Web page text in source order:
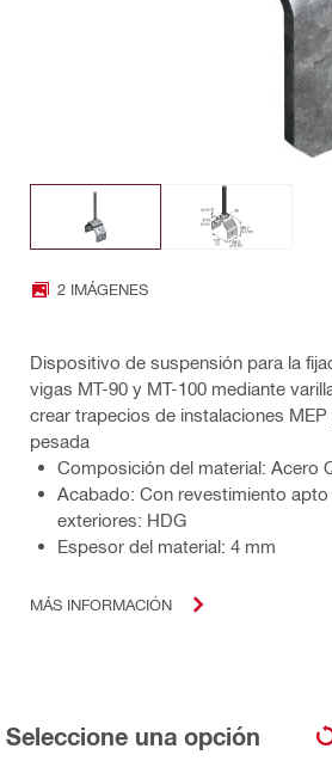
2 IMÁGENES
Dispositivo de suspensión para la
vigas MT-90 y MT-100 mediante
crear trapecios de instalaciones
pesada
Composición del material: Acero
Acabado: Con revestimiento
exteriores: HDG
Espesor del material: 4 mm
MÁS INFORMACIÓN
Seleccione una opción